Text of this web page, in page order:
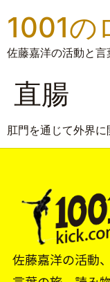
1001の
佐藤嘉洋の活動と言
直腸
肛門を通じて外界に
佐藤嘉洋の活動